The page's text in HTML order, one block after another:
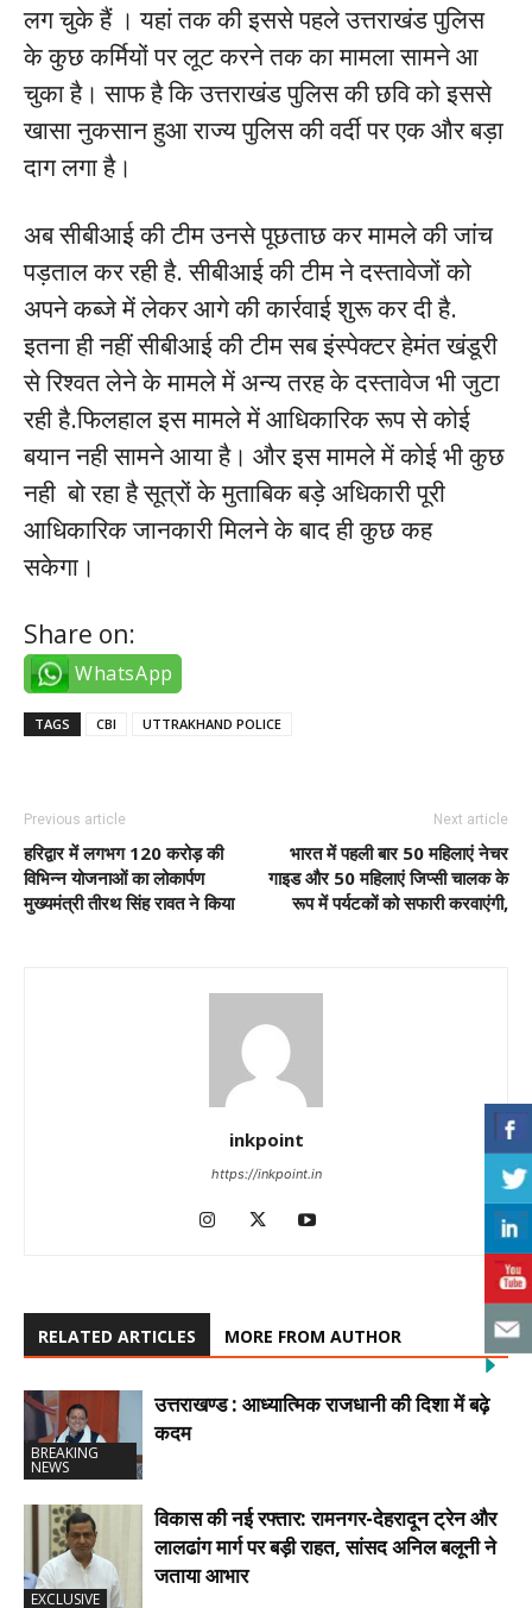
लग चुके हैं । यहां तक की इससे पहले उत्तराखंड पुलिस
के कुछ कर्मियों पर लूट करने तक का मामला सामने आ
चुका है। साफ है कि उत्तराखंड पुलिस की छवि को इससे
खासा नुकसान हुआ राज्य पुलिस की वर्दी पर एक और बड़ा
दाग लगा है।
अब सीबीआई की टीम उनसे पूछताछ कर मामले की जांच
पड़ताल कर रही है. सीबीआई की टीम ने दस्तावेजों को
अपने कब्जे में लेकर आगे की कार्रवाई शुरू कर दी है.
इतना ही नहीं सीबीआई की टीम सब इंस्पेक्टर हेमंत खंडूरी
से रिश्वत लेने के मामले में अन्य तरह के दस्तावेज भी जुटा
रही है.फिलहाल इस मामले में आधिकारिक रूप से कोई
बयान नही सामने आया है। और इस मामले में कोई भी कुछ
नही बो रहा है सूत्रों के मुताबिक बड़े अधिकारी पूरी
आधिकारिक जानकारी मिलने के बाद ही कुछ कह
सकेगा।
Share on:
WhatsApp
TAGS CBI UTTRAKHAND POLICE
Previous article
हरिद्वार में लगभग 120 करोड़ की
विभिन्न योजनाओं का लोकार्पण
मुख्यमंत्री तीरथ सिंह रावत ने किया
Next article
भारत में पहली बार 50 महिलाएं नेचर
गाइड और 50 महिलाएं जिप्सी चालक के
रूप में पर्यटकों को सफारी करवाएंगी,
inkpoint
https://inkpoint.in
RELATED ARTICLES MORE FROM AUTHOR
BREAKING
NEWS
उत्तराखण्ड : आध्यात्मिक राजधानी की दिशा में बढ़े
कदम
EXCLUSIVE
विकास की नई रफ्तार: रामनगर-देहरादून ट्रेन और
लालढांग मार्ग पर बड़ी राहत, सांसद अनिल बलूनी ने
जताया आभार